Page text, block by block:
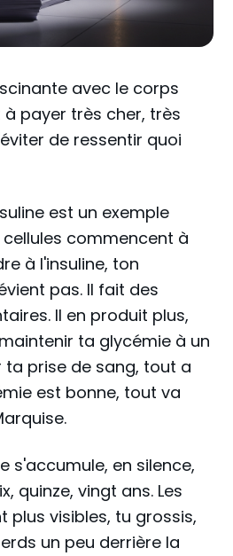
avec le corps
payer très cher, très
de ressentir quoi
est un exemple
commencent à
à l'insuline, ton
pas. Il fait des
Il en produit plus,
ta glycémie à un
ta prise de sang, tout a
est bonne, tout va
s'accumule, en silence,
quinze, vingt ans. Les
plus visibles, tu grossis,
un peu derrière la